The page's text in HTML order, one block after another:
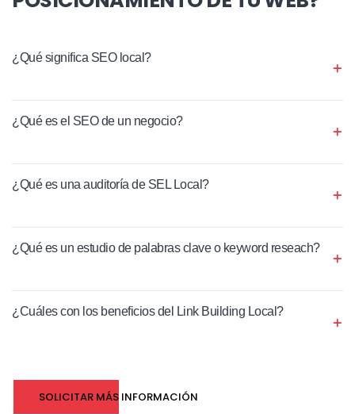
¿Qué significa SEO local?
¿Qué es el SEO de un negocio?
¿Qué es una auditoría de SEL Local?
¿Qué es un estudio de palabras clave o keyword reseach?
¿Cuáles con los beneficios del Link Building Local?
SOLICITAR MÁS INFORMACIÓN